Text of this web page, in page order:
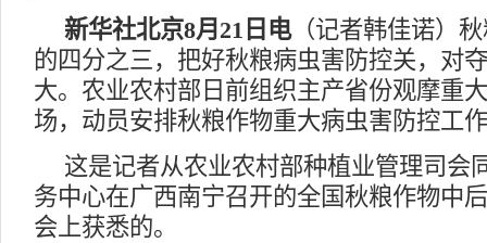
新华社北京8月21日电（记者韩佳诺）
的四分之三，把好秋粮病虫害防控关，对
大。农业农村部日前组织主产省份观摩重
场，动员安排秋粮作物重大病虫害防控工
这是记者从农业农村部种植业管理司会
务中心在广西南宁召开的全国秋粮作物中
会上获悉的。